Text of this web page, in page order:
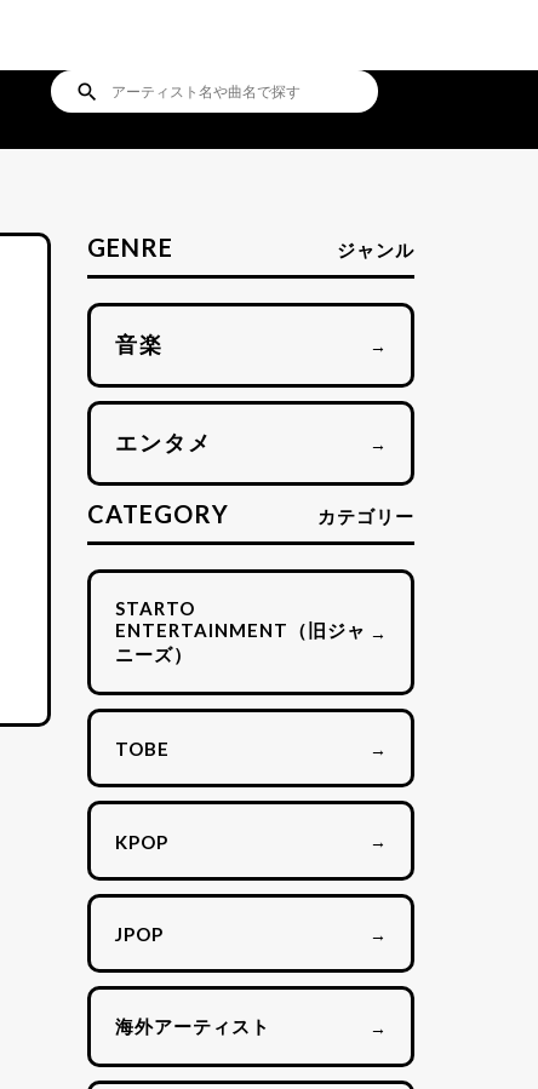
search
GENRE ジャンル
音楽 →
エンタメ →
CATEGORY カテゴリー
STARTO
ENTERTAINMENT（旧ジャ
ニーズ）
→
TOBE →
KPOP →
JPOP →
海外アーティスト →